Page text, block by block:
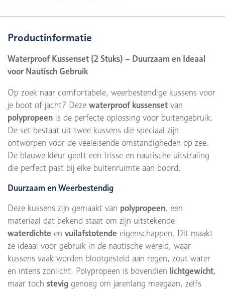
Productinformatie
Waterproof Kussenset (2 Stuks) – Duurzaam en Ideaal
voor Nautisch Gebruik
Op zoek naar comfortabele, weerbestendige kussens voor
je boot of jacht? Deze waterproof kussenset van
polypropeen is de perfecte oplossing voor buitengebruik.
De set bestaat uit twee kussens die speciaal zijn
ontworpen voor de veeleisende omstandigheden op zee.
De blauwe kleur geeft een frisse en nautische uitstraling
die perfect past bij elke buitenruimte aan boord.
Duurzaam en Weerbestendig
Deze kussens zijn gemaakt van polypropeen, een
materiaal dat bekend staat om zijn uitstekende
waterdichte en vuilafstotende eigenschappen. Dit maakt
ze ideaal voor gebruik in de nautische wereld, waar
kussens vaak worden blootgesteld aan regen, zout water
en intens zonlicht. Polypropeen is bovendien lichtgewicht,
maar toch stevig genoeg om jarenlang meegaan, zelfs